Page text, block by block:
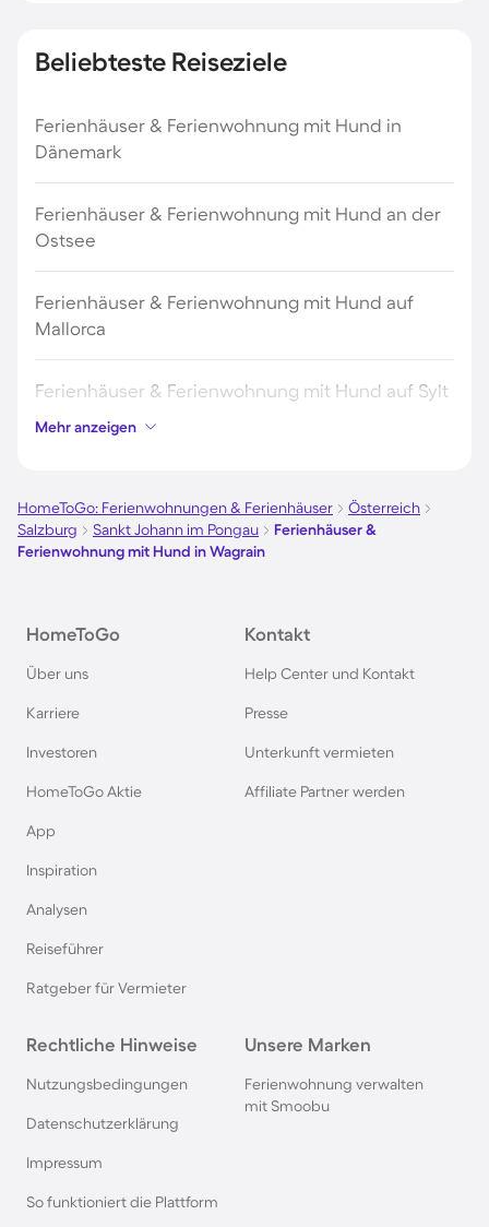
Beliebteste Reiseziele
Ferienhäuser & Ferienwohnung mit Hund in
Dänemark
Ferienhäuser & Ferienwohnung mit Hund an der
Ostsee
Ferienhäuser & Ferienwohnung mit Hund auf
Mallorca
Ferienhäuser & Ferienwohnung mit Hund auf Sylt
Ferienhäuser & Ferienwohnung mit Hund auf
Ferienhäuser & Ferienwohnung mit Hund am
Ferienhäuser & Ferienwohnung mit Hund auf
Rügen
Gardasee
Nordsee
Ferienhäuser & Ferienwohnung mit Hund in
Allgäu
Ferienhäuser & Ferienwohnung mit Hund auf
Mehr anzeigen
HomeToGo: Ferienwohnungen & Ferienhäuser
Österreich
Salzburg
Sankt Johann im Pongau
Ferienhäuser &
Ferienwohnung mit Hund in Wagrain
HomeToGo
Über uns
Karriere
Investoren
HomeToGo Aktie
App
Inspiration
Analysen
Reiseführer
Ratgeber für Vermieter
Kontakt
Help Center und Kontakt
Presse
Unterkunft vermieten
Affiliate Partner werden
Rechtliche Hinweise
Nutzungsbedingungen
Datenschutzerklärung
Impressum
So funktioniert die Plattform
Unsere Marken
Ferienwohnung verwalten
mit Smoobu